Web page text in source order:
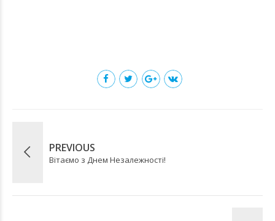
PREVIOUS
Вітаємо з Днем Незалежності!